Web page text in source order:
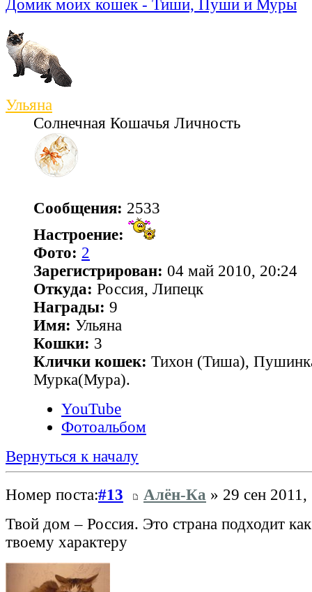
Домик моих кошек - Тиши, Пуши и Муры
Ульяна
Солнечная Кошачья Личность
Сообщения: 2533
Настроение:
Фото: 2
Зарегистрирован: 04 май 2010, 20:24
Откуда: Россия, Липецк
Награды: 9
Имя: Ульяна
Кошки: 3
Клички кошек: Тихон (Тиша),
Мурка(Мура).
YouTube
Фотоальбом
Вернуться к началу
Номер поста:#13 Алён-Ка » 29 сен
Твой дом – Россия. Это страна подходит
твоему характеру